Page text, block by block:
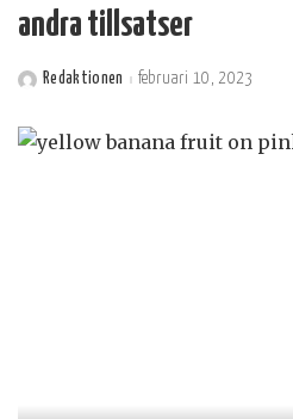
andra tillsatser
PostatRedaktionen februari 10, 2023